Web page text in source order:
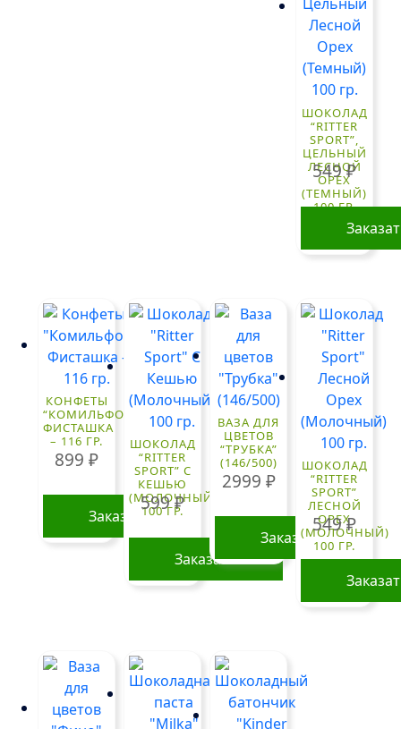
ШОКОЛАД
“RITTER
SPORT”,
ЦЕЛЬНЫЙ
ЛЕСНОЙ
ОРЕХ
(ТЕМНЫЙ)
100 ГР.
549₽
КОНФЕТЫ
“КОМИЛЬФО”
ФИСТАШКА
– 116 ГР.
899₽
Заказать
ШОКОЛАД
“RITTER
SPORT” С
КЕШЬЮ
(МОЛОЧНЫЙ)
100 ГР.
599₽
Заказать
ВАЗА ДЛЯ
ЦВЕТОВ
“ТРУБКА”
(146/500)
2999 ₽
Заказать
ШОКОЛАД
“RITTER
SPORT”
ЛЕСНОЙ
ОРЕХ
(МОЛОЧНЫЙ)
100 ГР.
549₽